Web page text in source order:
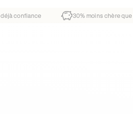
Près de 1 jeune sur 2 nous fait déjà confiance